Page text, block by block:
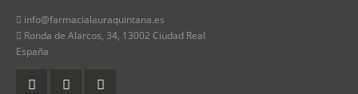
info@farmacialauraquintana.es
Ronda de Alarcos, 34, 13002 Ciudad Real
España